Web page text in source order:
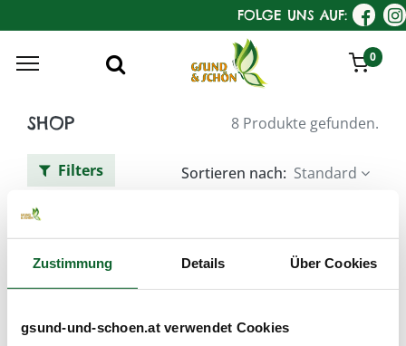
Zustimmung Details Über Cookies
gsund-und-schoen.at verwendet Cookies
FOLGE UNS AUF:
0
SHOP 8 Produkte gefunden.
Filters Sortieren nach: Standard
KostKamm Haarpflege-Bürsten